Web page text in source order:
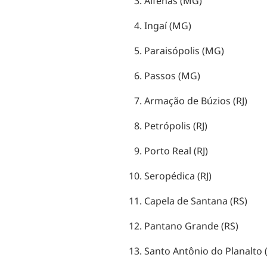
Ingaí (MG)
Paraisópolis (MG)
Passos (MG)
Armação de Búzios (RJ)
Petrópolis (RJ)
Porto Real (RJ)
Seropédica (RJ)
Capela de Santana (RS)
Pantano Grande (RS)
Santo Antônio do Planalto